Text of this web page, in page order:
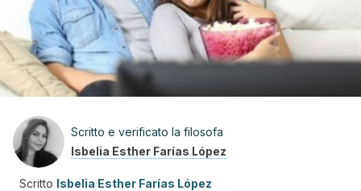
Scritto e verificato la filosofa
Isbelia Esther Farías López
Scritto Isbelia Esther Farías López